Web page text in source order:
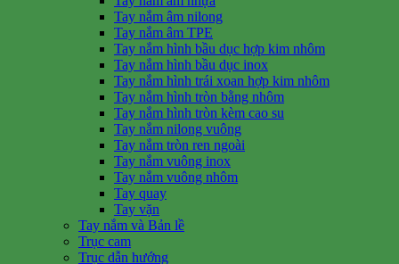
Tay nắm âm nilong
Tay nắm âm TPE
Tay nắm hình bầu dục hợp kim nhôm
Tay nắm hình bầu dục inox
Tay nắm hình trái xoan hợp kim nhôm
Tay nắm hình tròn bằng nhôm
Tay nắm hình tròn kèm cao su
Tay nắm nilong vuông
Tay nắm tròn ren ngoài
Tay nắm vuông inox
Tay nắm vuông nhôm
Tay quay
Tay vặn
Tay nắm và Bản lề
Trục cam
Trục dẫn hướng